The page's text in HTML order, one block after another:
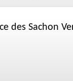
des Sachon